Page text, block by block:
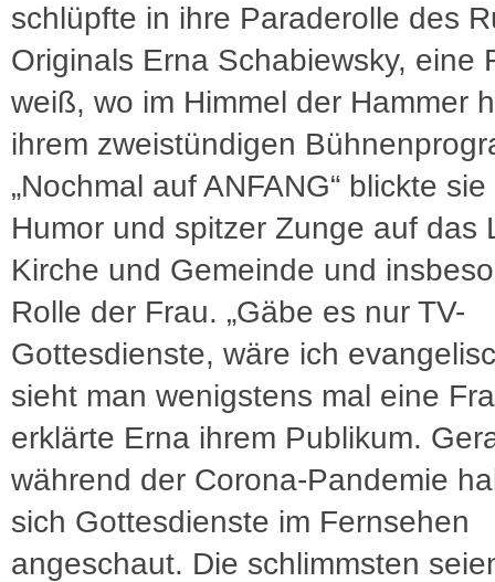
schlüpfte in ihre Paraderolle des
Originals Erna Schabiewsky, eine
weiß, wo im Himmel der Hammer
ihrem zweistündigen
„Nochmal auf ANFANG“ blickte sie
Humor und spitzer Zunge auf das
Kirche und Gemeinde und
Rolle der Frau. „Gäbe es nur TV-
Gottesdienste, wäre ich
sieht man wenigstens mal eine
erklärte Erna ihrem Publikum.
während der Corona-Pandemie
sich Gottesdienste im Fernsehen
angeschaut. Die schlimmsten